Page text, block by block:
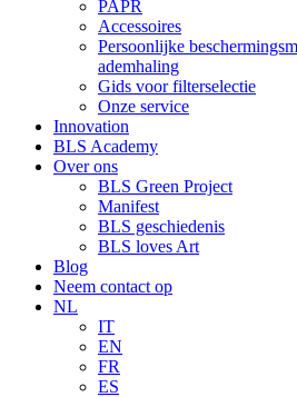
PAPR
Accessoires
Persoonlijke
ademhaling
Gids voor filterselectie
Onze service
Innovation
BLS Academy
Over ons
BLS Green Project
Manifest
BLS geschiedenis
BLS loves Art
Blog
Neem contact op
NL
IT
EN
FR
ES